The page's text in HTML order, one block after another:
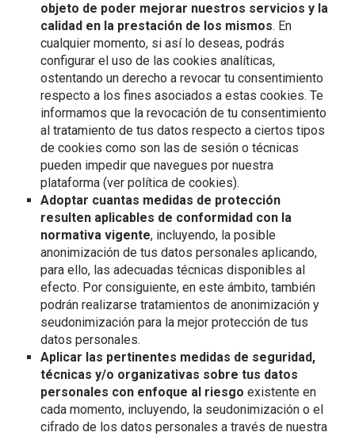
objeto de poder mejorar nuestros servicios y la
calidad en la prestación de los mismos. En
cualquier momento, si así lo deseas, podrás
configurar el uso de las cookies analíticas,
ostentando un derecho a revocar tu consentimiento
respecto a los fines asociados a estas cookies. Te
informamos que la revocación de tu consentimiento
al tratamiento de tus datos respecto a ciertos tipos
de cookies como son las de sesión o técnicas
pueden impedir que navegues por nuestra
plataforma (ver política de cookies).
Adoptar cuantas medidas de protección
resulten aplicables de conformidad con la
normativa vigente, incluyendo, la posible
anonimización de tus datos personales aplicando,
para ello, las adecuadas técnicas disponibles al
efecto. Por consiguiente, en este ámbito, también
podrán realizarse tratamientos de anonimización y
seudonimización para la mejor protección de tus
datos personales.
Aplicar las pertinentes medidas de seguridad,
técnicas y/o organizativas sobre tus datos
personales con enfoque al riesgo existente en
cada momento, incluyendo, la seudonimización o el
cifrado de los datos personales a través de nuestra